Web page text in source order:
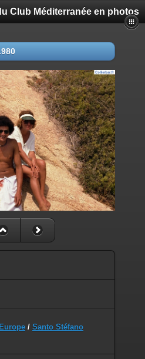
Club Méditerranée en photos
/ Santo Stéfano